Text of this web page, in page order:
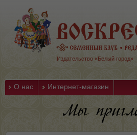
Издательство «Белый город»
О нас Интернет-магазин